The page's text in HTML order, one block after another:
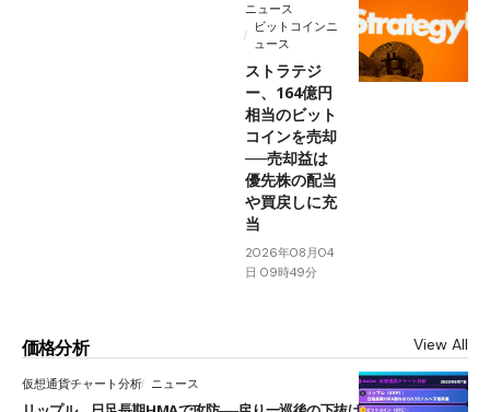
ニュース
ビットコインニ
ュース
ストラテジ
ー、164億円
相当のビット
コインを売却
──売却益は
優先株の配当
や買戻しに充
当
2026年08月04
日 09時49分
価格分析 View All
仮想通貨チャート分析 ニュース